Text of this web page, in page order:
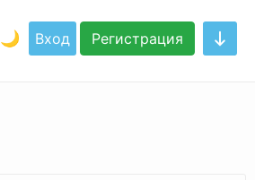
🌙 Вход Регистрация